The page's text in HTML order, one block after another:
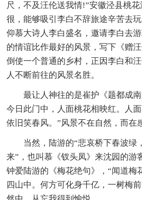
尺，不及汪伦送我情!”安徽泾县桃
很，能够吸引李白不辞旅途辛苦去
仰慕大诗人李白盛名，邀请李白去
的情谊比作最好的风景，写下《赠
倒使一个普通的乡村，正因李白和
人不断前往的风景名胜。
最让人神往的是崔护《题都成南
今日此门中，人面桃花相映红。人
依旧笑春风。”风景不在自然，而在
当然，陆游的“悲哀桥下春波绿
来”，也叫慕《钗头凤》来沈园的游
钟爱陆游的《梅花绝句》，“闻道梅
四山中。何方可化身千亿，一树梅